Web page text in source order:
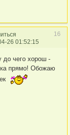
16
26 01:52:15
до чего хорош -
прямо! Обожаю